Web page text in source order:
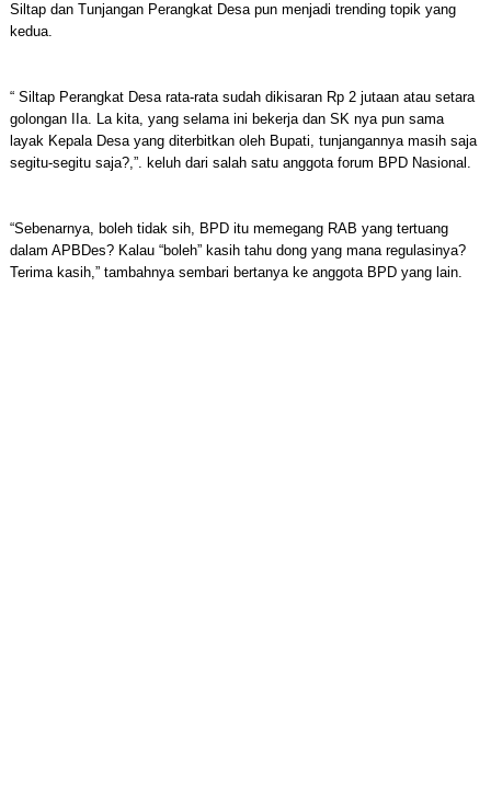
Siltap dan Tunjangan Perangkat Desa pun menjadi trending topik yang
kedua.
“ Siltap Perangkat Desa rata-rata sudah dikisaran Rp 2 jutaan atau setara
golongan IIa. La kita, yang selama ini bekerja dan SK nya pun sama
layak Kepala Desa yang diterbitkan oleh Bupati, tunjangannya masih saja
segitu-segitu saja?,”. keluh dari salah satu anggota forum BPD Nasional.
“Sebenarnya, boleh tidak sih, BPD itu memegang RAB yang tertuang
dalam APBDes? Kalau “boleh” kasih tahu dong yang mana regulasinya?
Terima kasih,” tambahnya sembari bertanya ke anggota BPD yang lain.